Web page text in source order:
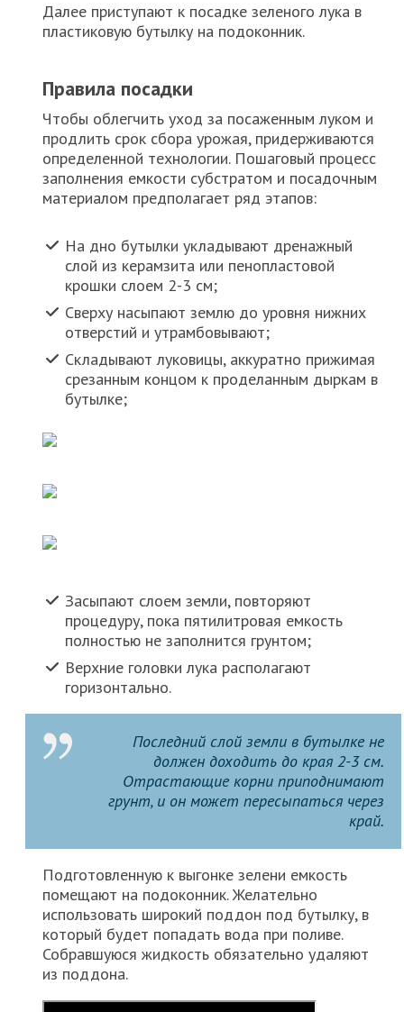
Далее приступают к посадке зеленого лука в
пластиковую бутылку на подоконник.
Правила посадки
Чтобы облегчить уход за посаженным луком и
продлить срок сбора урожая, придерживаются
определенной технологии. Пошаговый процесс
заполнения емкости субстратом и посадочным
материалом предполагает ряд этапов:
На дно бутылки укладывают дренажный
слой из керамзита или пенопластовой
крошки слоем 2-3 см;
Сверху насыпают землю до уровня нижних
отверстий и утрамбовывают;
Складывают луковицы, аккуратно прижимая
срезанным концом к проделанным дыркам в
бутылке;
Засыпают слоем земли, повторяют
процедуру, пока пятилитровая емкость
полностью не заполнится грунтом;
Верхние головки лука располагают
горизонтально.
Последний слой земли в бутылке не
должен доходить до края 2-3 см.
Отрастающие корни приподнимают
грунт, и он может пересыпаться через
край.
Подготовленную к выгонке зелени емкость
помещают на подоконник. Желательно
использовать широкий поддон под бутылку, в
который будет попадать вода при поливе.
Собравшуюся жидкость обязательно удаляют
из поддона.